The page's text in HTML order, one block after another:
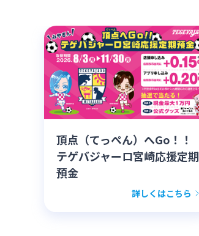
頂点（てっぺん）へGo！！
テゲバジャーロ宮崎応援定期
預金
詳しくはこちら